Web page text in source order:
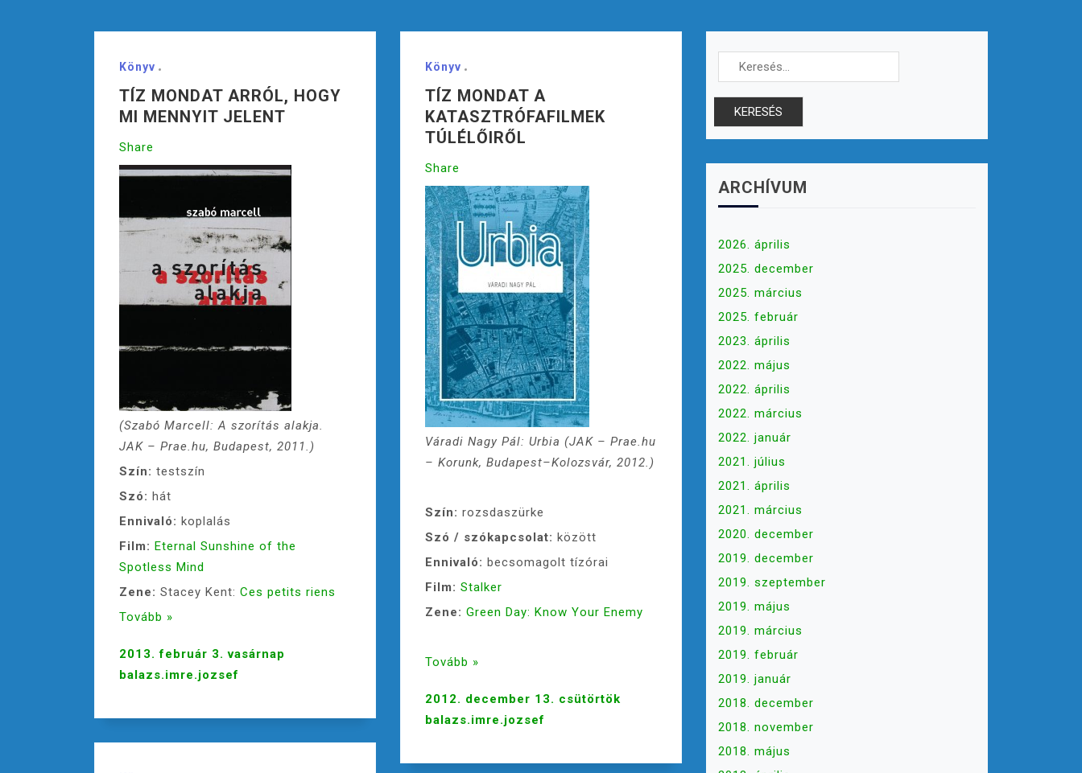
Könyv
TÍZ MONDAT ARRÓL, HOGY
MI MENNYIT JELENT
Share
(Szabó Marcell: A szorítás alakja.
JAK – Prae.hu, Budapest, 2011.)
Szín: testszín
Szó: hát
Ennivaló: koplalás
Film: Eternal Sunshine of the
Spotless Mind
Zene: Stacey Kent: Ces petits riens
Tovább »
2013. február 3. vasárnap
balazs.imre.jozsef
Könyv
TÍZ MONDAT A
KATASZTRÓFAFILMEK
TÚLÉLŐIRŐL
Share
Váradi Nagy Pál: Urbia (JAK – Prae.hu
– Korunk, Budapest–Kolozsvár, 2012.)
Szín: rozsdaszürke
Szó / szókapcsolat: között
Ennivaló: becsomagolt tízórai
Film: Stalker
Zene: Green Day: Know Your Enemy
Tovább »
2012. december 13. csütörtök
balazs.imre.jozsef
Keresés:
ARCHÍVUM
2026. április
2025. december
2025. március
2025. február
2023. április
2022. május
2022. április
2022. március
2022. január
2021. július
2021. április
2021. március
2020. december
2019. december
2019. szeptember
2019. május
2019. március
2019. február
2019. január
2018. december
2018. november
2018. május